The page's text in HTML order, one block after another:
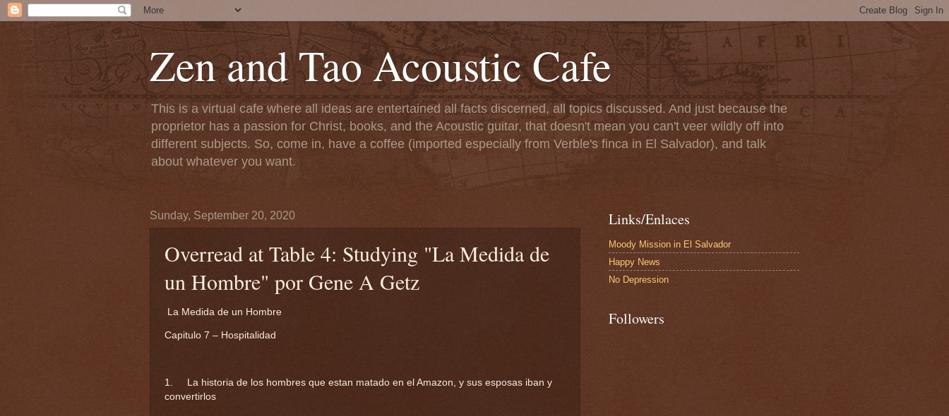
Zen and Tao Acoustic Cafe
This is a virtual cafe where all ideas are entertained all facts discerned, all topics discussed. And just because the
proprietor has a passion for Christ, books, and the Acoustic guitar, that doesn't mean you can't veer wildly off into
different subjects. So, come in, have a coffee (imported especially from Verble's finca in El Salvador), and talk
about whatever you want.
Sunday, September 20, 2020
Overread at Table 4: Studying "La Medida de
un Hombre" por Gene A Getz
La Medida de un Hombre
Capitulo 7 – Hospitalidad
1.
La historia de los hombres que estan matado en el Amazon, y sus esposas iban y
convertirlos
Links/Enlaces
Moody Mission in El Salvador
Happy News
No Depression
Followers